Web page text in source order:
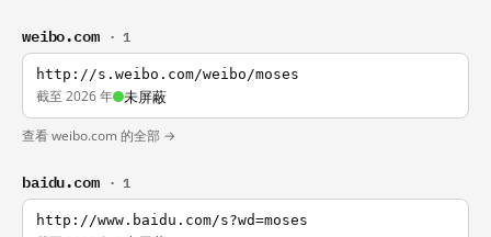
weibo.com · 1
http://s.weibo.com/weibo/moses
截至 2026 年 未屏蔽
查看 weibo.com 的全部 →
baidu.com · 1
http://www.baidu.com/s?wd=moses